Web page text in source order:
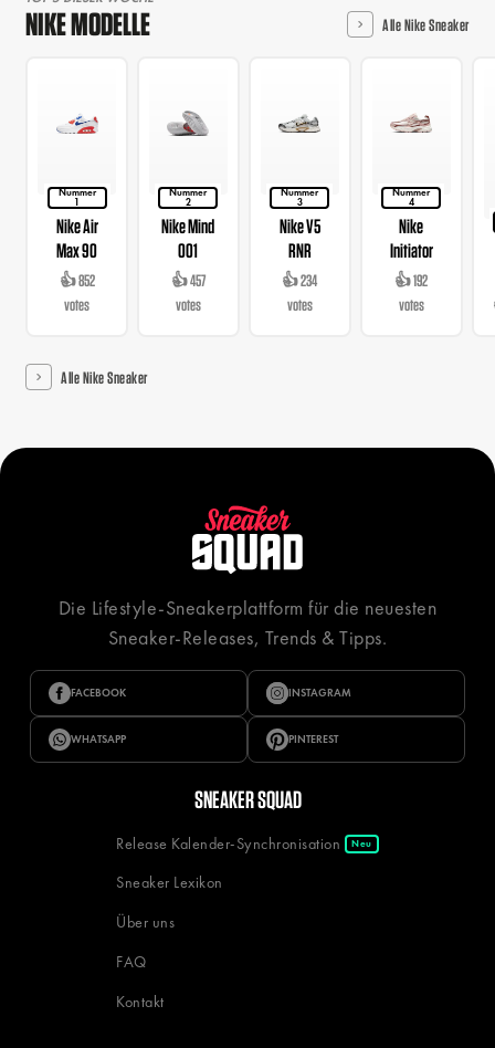
NIKE MODELLE Alle Nike Sneaker
Nummer
1
Nike Air
Max 90
👍 852
votes
Nummer
2
Nike Mind
001
👍 457
votes
Nummer
3
Nike V5
RNR
👍 234
votes
Nummer
4
Nike
Initiator
👍 192
votes
Alle Nike Sneaker
Die Lifestyle-Sneakerplattform für die neuesten
Sneaker-Releases, Trends & Tipps.
FACEBOOK INSTAGRAM
WHATSAPP PINTEREST
SNEAKER SQUAD
Release Kalender-Synchronisation Neu
Sneaker Lexikon
Über uns
FAQ
Kontakt